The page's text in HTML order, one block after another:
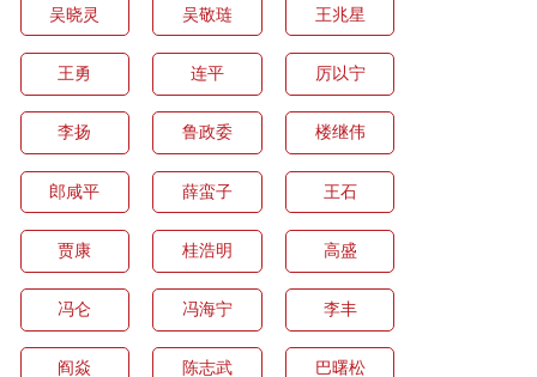
吴晓灵 吴敬琏 王兆星
王勇 连平 厉以宁
李扬 鲁政委 楼继伟
郎咸平 薛蛮子 王石
贾康 桂浩明 高盛
冯仑 冯海宁 李丰
阎焱 陈志武 巴曙松